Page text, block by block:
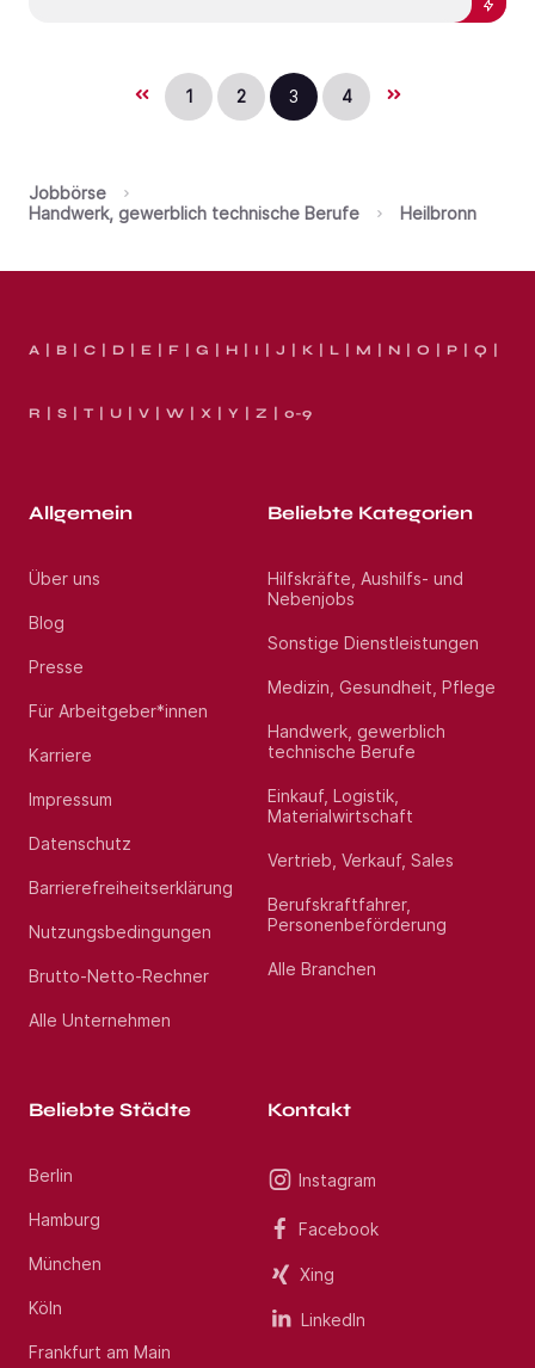
1 2 3 4
Jobbörse
Handwerk, gewerblich technische Berufe
Heilbronn
A B C D E F G H I J K L M N O P Q
R S T U V W X Y Z 0-9
Allgemein
Über uns
Blog
Presse
Für Arbeitgeber*innen
Karriere
Impressum
Datenschutz
Barrierefreiheitserklärung
Nutzungsbedingungen
Brutto-Netto-Rechner
Alle Unternehmen
Beliebte Kategorien
Hilfskräfte, Aushilfs- und
Nebenjobs
Sonstige Dienstleistungen
Medizin, Gesundheit, Pflege
Handwerk, gewerblich
technische Berufe
Einkauf, Logistik,
Materialwirtschaft
Vertrieb, Verkauf, Sales
Berufskraftfahrer,
Personenbeförderung
Alle Branchen
Beliebte Städte
Berlin
Hamburg
München
Köln
Frankfurt am Main
Kontakt
Instagram
Facebook
Xing
LinkedIn